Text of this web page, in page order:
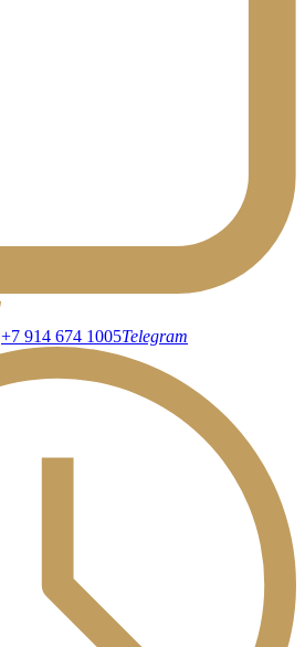
+7 914 674 1005Telegram